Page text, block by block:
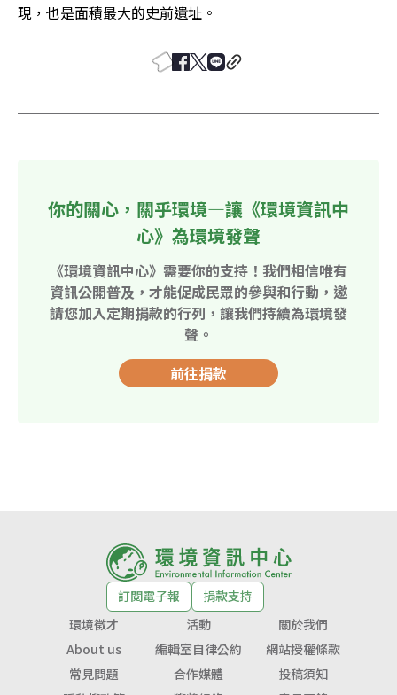
現，也是面積最大的史前遺址。
你的關心，關乎環境—讓《環境資訊中
心》為環境發聲
《環境資訊中心》需要你的支持！我們相信唯有
資訊公開普及，才能促成民眾的參與和行動，邀
請您加入定期捐款的行列，讓我們持續為環境發
聲。
前往捐款
訂閱電子報
捐款支持
環境徵才
活動
關於我們
About us
編輯室自律公約
網站授權條款
常見問題
合作媒體
投稿須知